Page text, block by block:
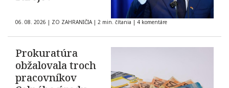
06. 08. 2026 | ZO ZAHRANIČIA | 2 min. čítania | 4 komentáre
Prokuratúra
obžalovala troch
pracovníkov